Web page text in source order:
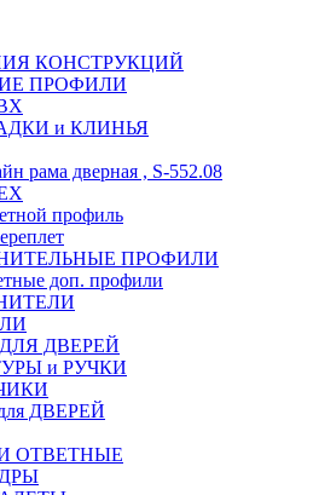
КОНСТРУКЦИЙ
ПРОФИЛИ
и КЛИНЬЯ
рама дверная , S-552.08
профиль
ПРОФИЛИ
доп. профили
ДВЕРЕЙ
и РУЧКИ
ДВЕРЕЙ
ОТВЕТНЫЕ